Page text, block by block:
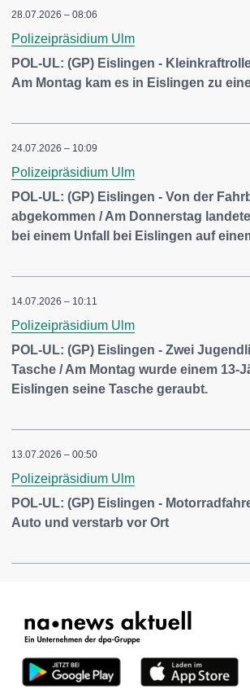
28.07.2026 – 08:06
Polizeipräsidium Ulm
POL-UL: (GP) Eislingen -
Am Montag kam es in Eislingen zu
24.07.2026 – 10:09
Polizeipräsidium Ulm
POL-UL: (GP) Eislingen - Von der
abgekommen / Am Donnerstag
bei einem Unfall bei Eislingen auf
14.07.2026 – 10:11
Polizeipräsidium Ulm
POL-UL: (GP) Eislingen - Zwei
Tasche / Am Montag wurde einem 13-
Eislingen seine Tasche geraubt.
13.07.2026 – 00:50
Polizeipräsidium Ulm
POL-UL: (GP) Eislingen -
Auto und verstarb vor Ort